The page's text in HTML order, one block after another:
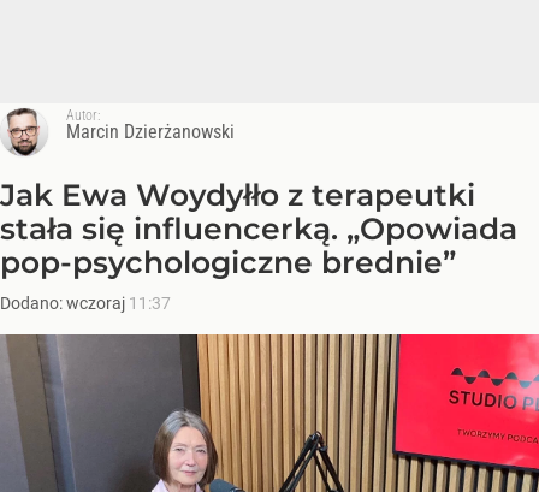
Autor:
Marcin Dzierżanowski
Jak Ewa Woydyłło z terapeutki
stała się influencerką. „Opowiada
pop-psychologiczne brednie”
Dodano:wczoraj 11:37